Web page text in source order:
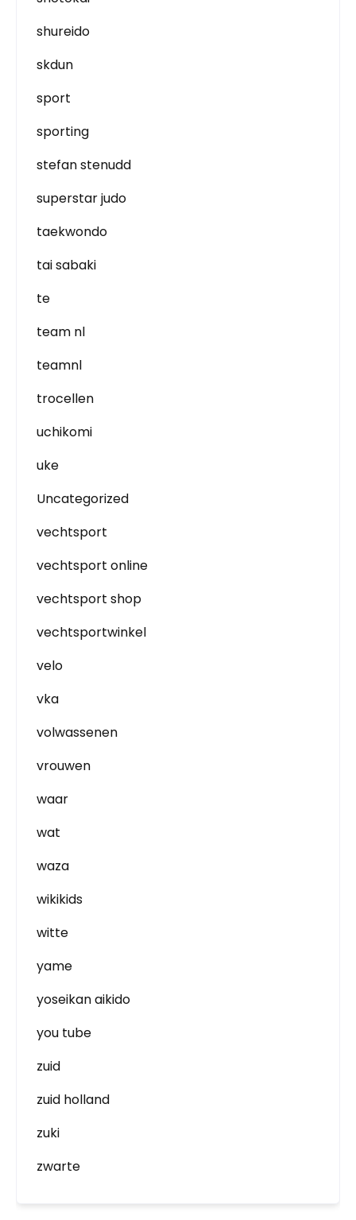
shureido
skdun
sport
sporting
stefan stenudd
superstar judo
taekwondo
tai sabaki
te
team nl
teamnl
trocellen
uchikomi
uke
Uncategorized
vechtsport
vechtsport online
vechtsport shop
vechtsportwinkel
velo
vka
volwassenen
vrouwen
waar
wat
waza
wikikids
witte
yame
yoseikan aikido
you tube
zuid
zuid holland
zuki
zwarte